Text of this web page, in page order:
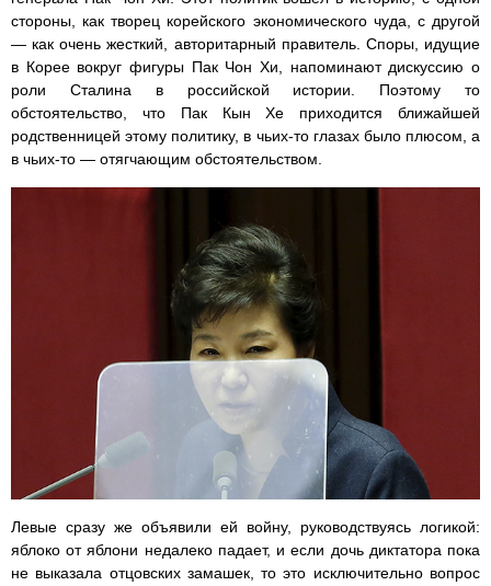
стороны, как творец корейского экономического чуда, с другой
— как очень жесткий, авторитарный правитель. Споры, идущие
в Корее вокруг фигуры Пак Чон Хи, напоминают дискуссию о
роли Сталина в российской истории. Поэтому то
обстоятельство, что Пак Кын Хе приходится ближайшей
родственницей этому политику, в чьих-то глазах было плюсом, а
в чьих-то — отягчающим обстоятельством.
Левые сразу же объявили ей войну, руководствуясь логикой:
яблоко от яблони недалеко падает, и если дочь диктатора пока
не выказала отцовских замашек, то это исключительно вопрос